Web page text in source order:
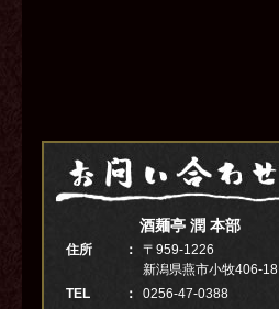
酒麺亭 潤 本部
住所 ：
〒959-1226
新潟県燕市小牧406-18
TEL
：
0256-47-0388